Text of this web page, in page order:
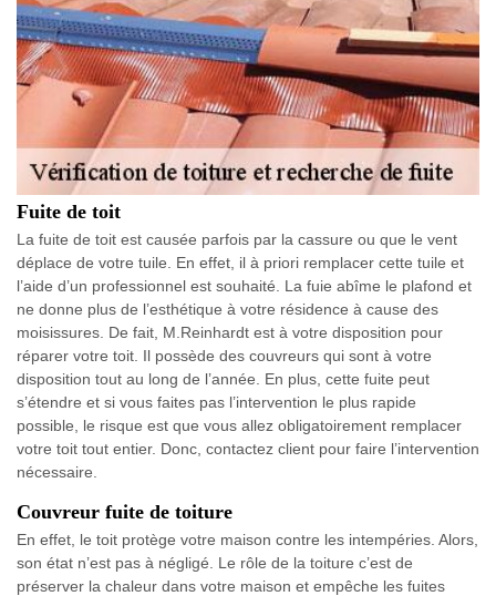
Fuite de toit
La fuite de toit est causée parfois par la cassure ou que le vent
déplace de votre tuile. En effet, il à priori remplacer cette tuile et
l’aide d’un professionnel est souhaité. La fuie abîme le plafond et
ne donne plus de l’esthétique à votre résidence à cause des
moisissures. De fait, M.Reinhardt est à votre disposition pour
réparer votre toit. Il possède des couvreurs qui sont à votre
disposition tout au long de l’année. En plus, cette fuite peut
s’étendre et si vous faites pas l’intervention le plus rapide
possible, le risque est que vous allez obligatoirement remplacer
votre toit tout entier. Donc, contactez client pour faire l’intervention
nécessaire.
Couvreur fuite de toiture
En effet, le toit protège votre maison contre les intempéries. Alors,
son état n’est pas à négligé. Le rôle de la toiture c’est de
préserver la chaleur dans votre maison et empêche les fuites